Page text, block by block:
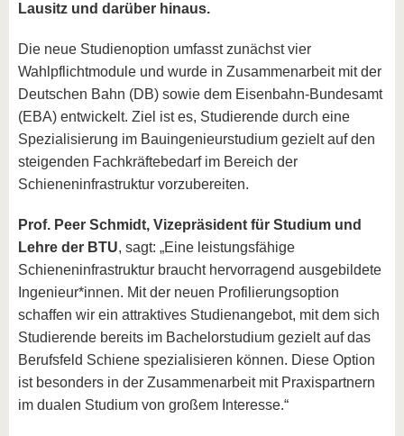
Lausitz und darüber hinaus.
Die neue Studienoption umfasst zunächst vier
Wahlpflichtmodule und wurde in Zusammenarbeit mit der
Deutschen Bahn (DB) sowie dem Eisenbahn-Bundesamt
(EBA) entwickelt. Ziel ist es, Studierende durch eine
Spezialisierung im Bauingenieurstudium gezielt auf den
steigenden Fachkräftebedarf im Bereich der
Schieneninfrastruktur vorzubereiten.
Prof. Peer Schmidt, Vizepräsident für Studium und
Lehre der BTU, sagt: „Eine leistungsfähige
Schieneninfrastruktur braucht hervorragend ausgebildete
Ingenieur*innen. Mit der neuen Profilierungsoption
schaffen wir ein attraktives Studienangebot, mit dem sich
Studierende bereits im Bachelorstudium gezielt auf das
Berufsfeld Schiene spezialisieren können. Diese Option
ist besonders in der Zusammenarbeit mit Praxispartnern
im dualen Studium von großem Interesse.“